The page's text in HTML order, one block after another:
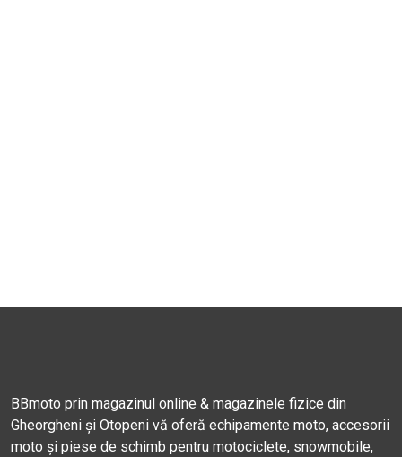
BBmoto prin magazinul online & magazinele fizice din
Gheorgheni și Otopeni vă oferă echipamente moto, accesorii
moto și piese de schimb pentru motociclete, snowmobile,